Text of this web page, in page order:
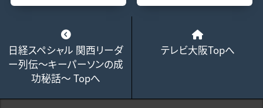
日経スペシャル 関西リーダ
ー列伝～キーパーソンの成
功秘話～ Topへ
テレビ大阪Topへ